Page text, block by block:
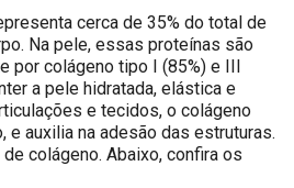
cerca de 35% do total de
Na pele, essas proteínas são
por colágeno tipo I (85%) e III
a pele hidratada, elástica e
e tecidos, o colágeno
e auxilia na adesão das estruturas.
colágeno. Abaixo, confira os